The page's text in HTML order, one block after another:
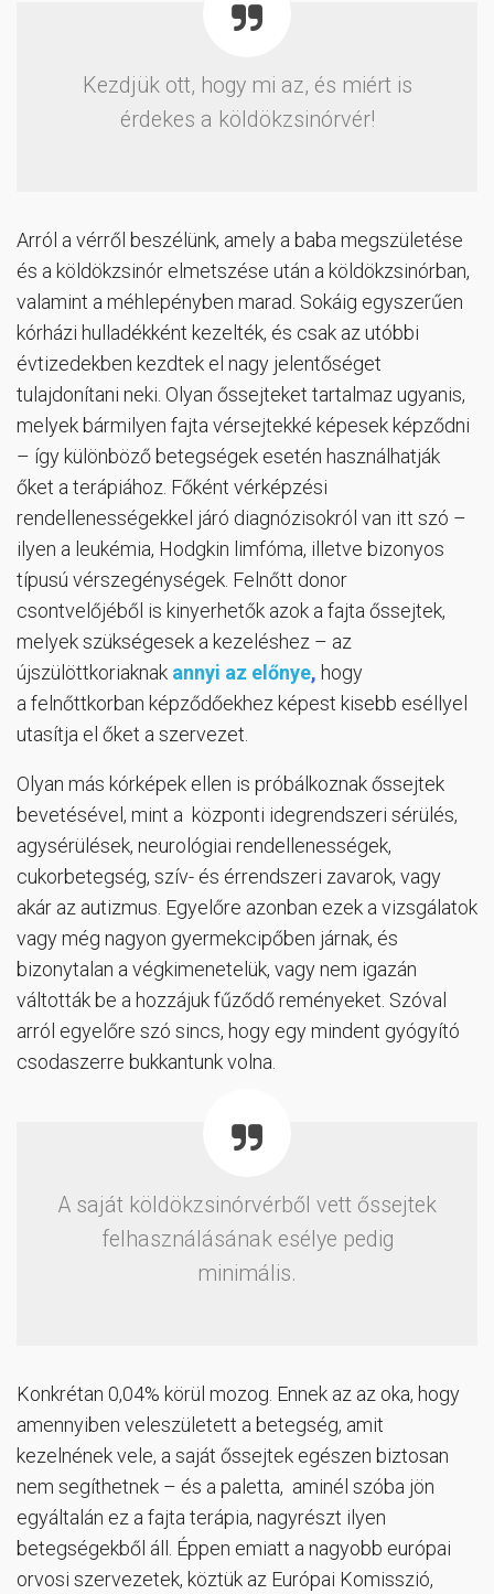
Kezdjük ott, hogy mi az, és miért is
érdekes a köldökzsinórvér!
Arról a vérről beszélünk, amely a baba megszületése
és a köldökzsinór elmetszése után a köldökzsinórban,
valamint a méhlepényben marad. Sokáig egyszerűen
kórházi hulladékként kezelték, és csak az utóbbi
évtizedekben kezdtek el nagy jelentőséget
tulajdonítani neki. Olyan őssejteket tartalmaz ugyanis,
melyek bármilyen fajta vérsejtekké képesek képződni
– így különböző betegségek esetén használhatják
őket a terápiához. Főként vérképzési
rendellenességekkel járó diagnózisokról van itt szó –
ilyen a leukémia, Hodgkin limfóma, illetve bizonyos
típusú vérszegénységek. Felnőtt donor
csontvelőjéből is kinyerhetők azok a fajta őssejtek,
melyek szükségesek a kezeléshez – az
újszülöttkoriaknak annyi az előnye, hogy
a felnőttkorban képződőekhez képest kisebb eséllyel
utasítja el őket a szervezet.
Olyan más kórképek ellen is próbálkoznak őssejtek
bevetésével, mint a központi idegrendszeri sérülés,
agysérülések, neurológiai rendellenességek,
cukorbetegség, szív- és érrendszeri zavarok, vagy
akár az autizmus. Egyelőre azonban ezek a vizsgálatok
vagy még nagyon gyermekcipőben járnak, és
bizonytalan a végkimenetelük, vagy nem igazán
váltották be a hozzájuk fűződő reményeket. Szóval
arról egyelőre szó sincs, hogy egy mindent gyógyító
csodaszerre bukkantunk volna.
A saját köldökzsinórvérből vett őssejtek
felhasználásának esélye pedig
minimális.
Konkrétan 0,04% körül mozog. Ennek az az oka, hogy
amennyiben veleszületett a betegség, amit
kezelnének vele, a saját őssejtek egészen biztosan
nem segíthetnek – és a paletta, aminél szóba jön
egyáltalán ez a fajta terápia, nagyrészt ilyen
betegségekből áll. Éppen emiatt a nagyobb európai
orvosi szervezetek, köztük az Európai Komisszió,